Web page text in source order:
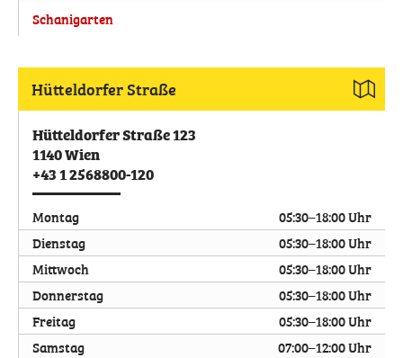
Schanigarten
Hütteldorfer Straße
Hütteldorfer Straße 123
1140Wien
+43 1 2568800-120
Montag
05:30–18:00 Uhr
Dienstag
05:30–18:00 Uhr
Mittwoch
05:30–18:00 Uhr
Donnerstag
05:30–18:00 Uhr
Freitag
05:30–18:00 Uhr
Samstag
07:00–12:00 Uhr